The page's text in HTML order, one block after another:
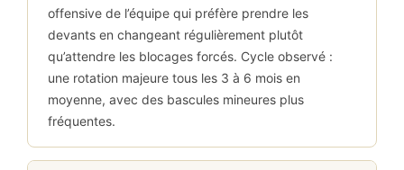
offensive de l’équipe qui préfère prendre les
devants en changeant régulièrement plutôt
qu’attendre les blocages forcés. Cycle observé :
une rotation majeure tous les 3 à 6 mois en
moyenne, avec des bascules mineures plus
fréquentes.